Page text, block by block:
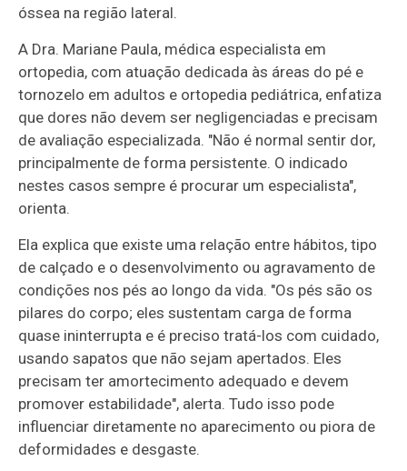
óssea na região lateral.
A Dra. Mariane Paula, médica especialista em
ortopedia, com atuação dedicada às áreas do pé e
tornozelo em adultos e ortopedia pediátrica, enfatiza
que dores não devem ser negligenciadas e precisam
de avaliação especializada. "Não é normal sentir dor,
principalmente de forma persistente. O indicado
nestes casos sempre é procurar um especialista",
orienta.
Ela explica que existe uma relação entre hábitos, tipo
de calçado e o desenvolvimento ou agravamento de
condições nos pés ao longo da vida. "Os pés são os
pilares do corpo; eles sustentam carga de forma
quase ininterrupta e é preciso tratá-los com cuidado,
usando sapatos que não sejam apertados. Eles
precisam ter amortecimento adequado e devem
promover estabilidade", alerta. Tudo isso pode
influenciar diretamente no aparecimento ou piora de
deformidades e desgaste.